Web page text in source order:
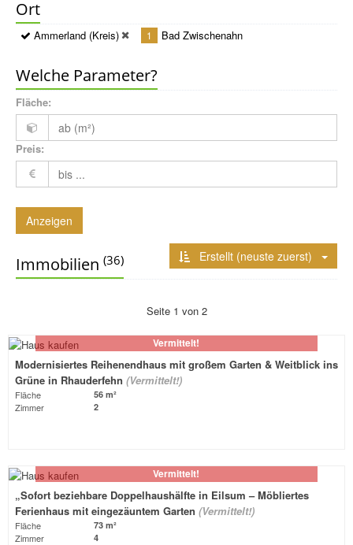
Ort
Ammerland (Kreis) 1 Bad Zwischenahn
Welche Parameter?
Fläche:
Preis:
Anzeigen
Immobilien (36) Erstellt (neuste zuerst)
Seite 1 von 2
Vermittelt!
Modernisiertes Reihenendhaus mit großem Garten & Weitblick ins
Grüne in Rhauderfehn (Vermittelt!)
Fläche 56 m²
Zimmer 2
Vermittelt!
„Sofort beziehbare Doppelhaushälfte in Eilsum – Möbliertes
Ferienhaus mit eingezäuntem Garten (Vermittelt!)
Fläche 73 m²
Zimmer 4